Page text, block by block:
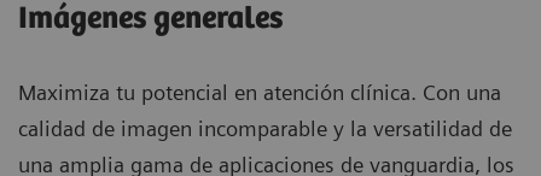
Imágenes generales
Maximiza tu potencial en atención clínica. Con una
calidad de imagen incomparable y la versatilidad de
una amplia gama de aplicaciones de vanguardia, los